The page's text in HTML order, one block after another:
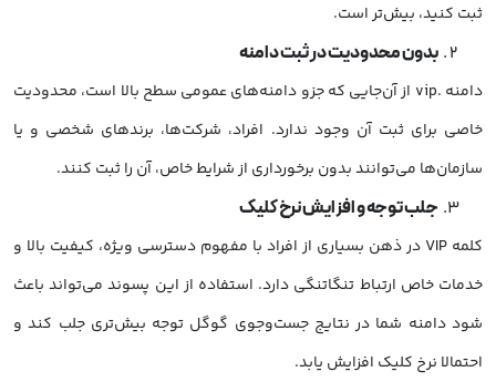
ثبت کنید، بیش‌تر است.
بدون محدودیت در ثبت دامنه
دامنه .vip از آن‌جایی که جزو دامنه‌های عمومی سطح بالا است، محدودیت
خاصی برای ثبت آن وجود ندارد. افراد، شرکت‌ها، برندهای شخصی و یا
سازمان‌ها می‌توانند بدون برخورداری از شرایط خاص، آن را ثبت کنند.
جلب توجه و افزایش نرخ کلیک
کلمه VIP در ذهن بسیاری از افراد با مفهوم دسترسی ویژه، کیفیت بالا و
خدمات خاص ارتباط تنگاتنگی دارد. استفاده از این پسوند می‌تواند باعث
شود دامنه شما در نتایج جست‌وجوی گوگل توجه بیش‌تری جلب کند و
احتمالا نرخ کلیک افزایش یابد.